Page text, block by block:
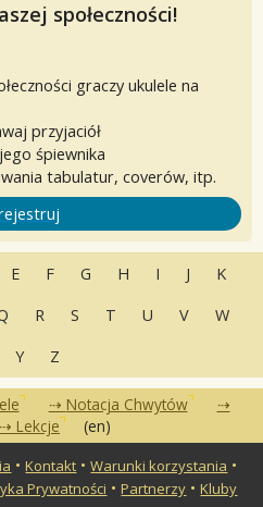
społeczności!
graczy ukulele na
przyjaciół
śpiewnika
tabulatur, coverów, itp.
E F G H I J
K
R S T U V
W
Y Z
Notacja Chwytów
Lekcje (en)
•Kontakt •Warunki korzystania •
Prywatności •Partnerzy •Kluby